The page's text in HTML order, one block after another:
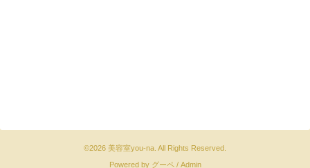
©2026 美容室you-na . All Rights Reserved.
Powered by グーペ/ Admin